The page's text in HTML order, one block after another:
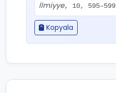
İlmiyye, 10, 595–599
Kopyala